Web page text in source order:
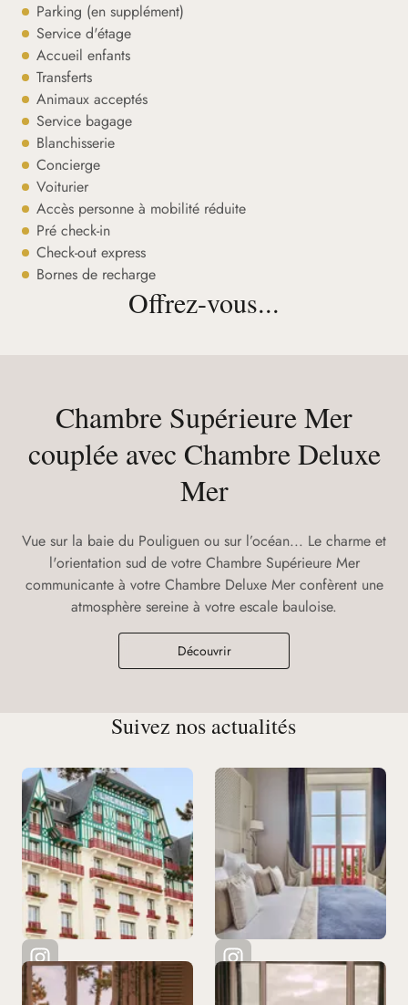
Parking (en supplément)
Service d'étage
Accueil enfants
Transferts
Animaux acceptés
Service bagage
Blanchisserie
Concierge
Voiturier
Accès personne à mobilité réduite
Pré check-in
Check-out express
Bornes de recharge
Offrez-vous...
Chambre Supérieure Mer
couplée avec Chambre Deluxe
Mer
Vue sur la baie du Pouliguen ou sur l’océan... Le charme et
l'orientation sud de votre Chambre Supérieure Mer
communicante à votre Chambre Deluxe Mer confèrent une
atmosphère sereine à votre escale bauloise.
Découvrir
Suivez nos actualités